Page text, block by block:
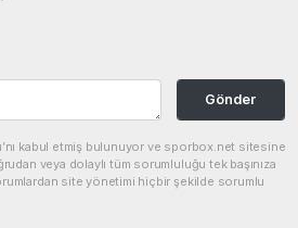
Gönder
kabul etmiş bulunuyor ve sporbox.net sitesine
veya dolaylı tüm sorumluluğu tek başınıza
site yönetimi hiçbir şekilde sorumlu